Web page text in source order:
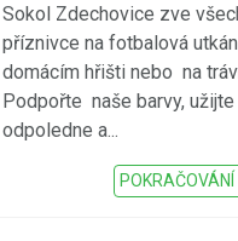
Sokol Zdechovice zve
příznivce na fotbalová
domácím hřišti nebo na
Podpořte naše barvy,
odpoledne a...
POKRAČOVÁNÍ